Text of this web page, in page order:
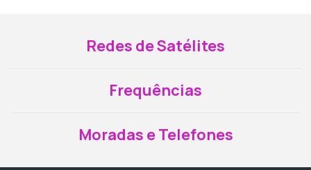
Redes de Satélites
Frequências
Moradas e Telefones